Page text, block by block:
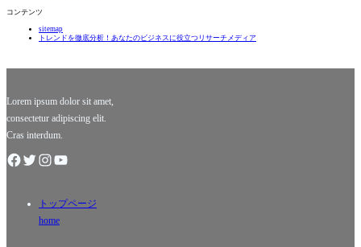
コンテンツ
sitemap
トレンドを徹底分析！あなたのビジネスに役立つリサーチメディア
ウンサー
女の明る
です。突
Lorem ipsum dolor sit amet,
consectetur adipiscing elit.
Cras interdum.
トップページ
home